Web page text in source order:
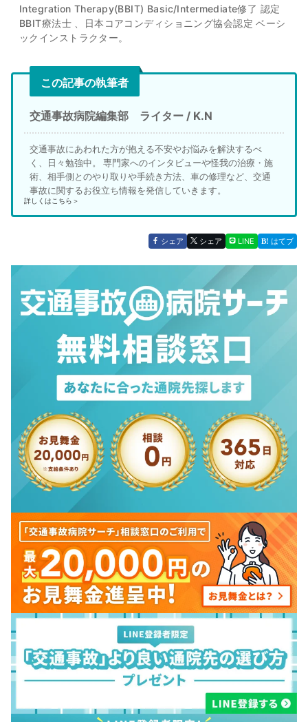
Integration Therapy(BBIT) Basic/Intermediate修了 認定
BBIT療法士 、日本コアコンディショニング協会認定 ベーシ
ックインストラクター。
この記事の執筆者
交通事故病院編集部 ライター / K.N
交通事故にあわれた方が抱える不安やお悩みを解決するべ
く、日々勉強中。 専門家へのインタビューや怪我の治療・施
術、相手側とのやり取りや手続き方法、車の修理など、交通
事故に関するお役立ち情報を発信していきます。
詳しくはこちら＞
シェア シェア LINE はてブ